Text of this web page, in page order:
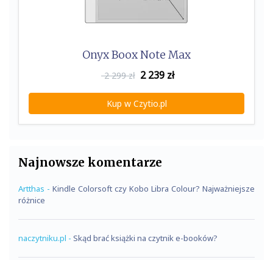
Onyx Boox Note Max
2 299 zł 2 239zł
Kup w Czytio.pl
Najnowsze komentarze
Artthas - Kindle Colorsoft czy Kobo Libra Colour? Najważniejsze
różnice
naczytniku.pl - Skąd brać książki na czytnik e-booków?